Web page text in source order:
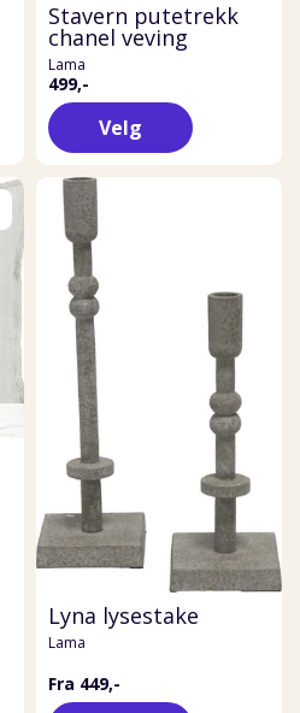
Stavern putetrekk
chanel veving
Lama
499,-
Velg
Lyna lysestake
Lama
Fra 449,-